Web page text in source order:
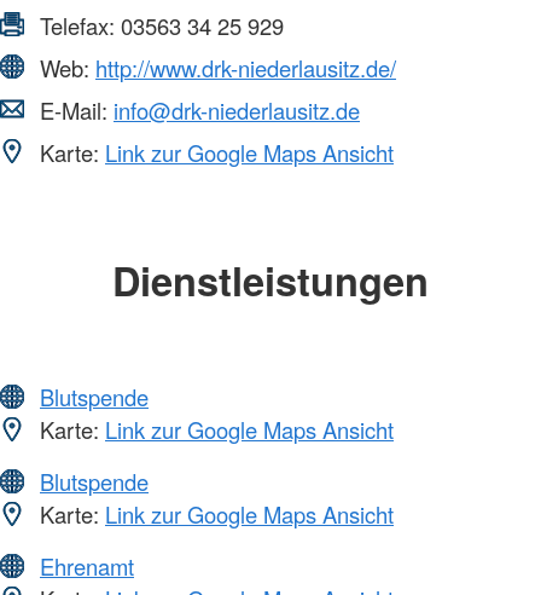
Telefax: 03563 34 25 929
Web: http://www.drk-niederlausitz.de/
E-Mail: info@drk-niederlausitz.de
Karte: Link zur Google Maps Ansicht
Dienstleistungen
Blutspende
Karte: Link zur Google Maps Ansicht
Blutspende
Karte: Link zur Google Maps Ansicht
Ehrenamt